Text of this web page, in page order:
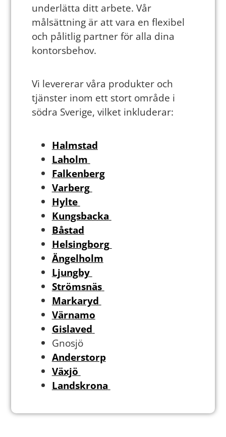
underlätta ditt arbete. Vår
målsättning är att vara en flexibel
och pålitlig partner för alla dina
kontorsbehov.
Vi levererar våra produkter och
tjänster inom ett stort område i
södra Sverige, vilket inkluderar:
Halmstad
Laholm
Falkenberg
Varberg
Hylte
Kungsbacka
Båstad
Helsingborg
Ängelholm
Ljungby
Strömsnäs
Markaryd
Värnamo
Gislaved
Gnosjö
Anderstorp
Växjö
Landskrona